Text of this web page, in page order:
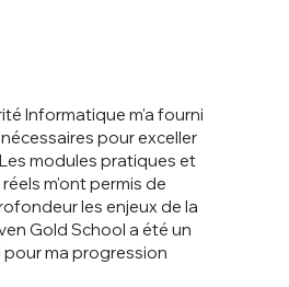
Informatique m'a fourni
pour exceller
modules pratiques et
m'ont permis de
les enjeux de la
Gold School a été un
ma progression